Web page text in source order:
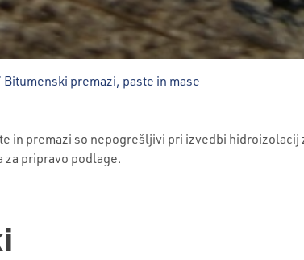
premazi, paste in mase
in premazi so nepogrešljivi pri izvedbi
za pripravo podlage.